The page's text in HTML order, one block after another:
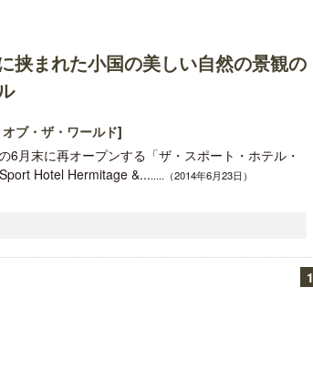
挟まれた小国の美しい自然の景観の
ブ・ザ・ワールド]
6月末に再オープンする「ザ・スポート・ホテル・
Hotel Hermitage &........（2014年6月23日）
1
のは私に禁
秋から刊行
入のお知らせ